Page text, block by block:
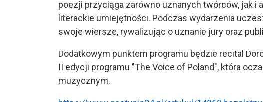
poezji przyciąga zarówno uznanych twórców, jak i
literackie umiejętności. Podczas wydarzenia
swoje wiersze, rywalizując o uznanie jury oraz
Dodatkowym punktem programu będzie recital
II edycji programu "The Voice of Poland", która
muzycznym.